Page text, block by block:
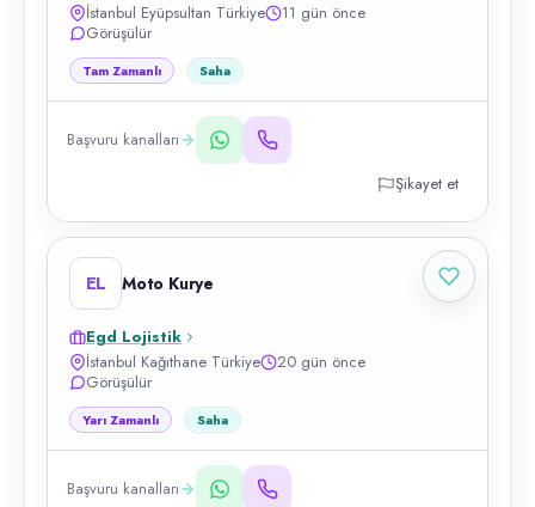
İstanbul Eyüpsultan Türkiye
11 gün önce
Görüşülür
Tam Zamanlı Saha
Başvuru kanalları
Şikayet et
EL Moto Kurye
Egd Lojistik
İstanbul Kağıthane Türkiye
20 gün önce
Görüşülür
Yarı Zamanlı Saha
Başvuru kanalları